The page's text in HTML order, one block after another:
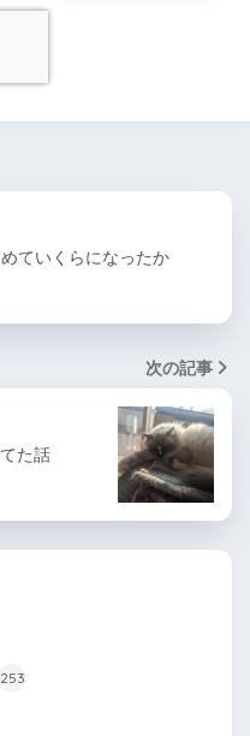
ていくらになったか
次の記事
た話
253